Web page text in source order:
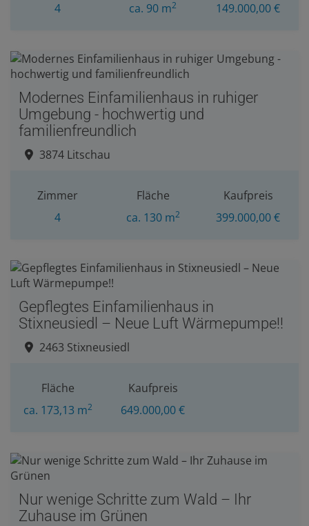
4
ca. 90 m2
149.000,00 €
Modernes Einfamilienhaus in ruhiger
Umgebung - hochwertig und
familienfreundlich
3874 Litschau
Zimmer
4
Fläche
ca. 130 m2
Kaufpreis
399.000,00 €
Gepflegtes Einfamilienhaus in
Stixneusiedl – Neue Luft Wärmepumpe!!
2463 Stixneusiedl
Fläche
ca. 173,13 m2
Kaufpreis
649.000,00 €
Nur wenige Schritte zum Wald – Ihr
Zuhause im Grünen